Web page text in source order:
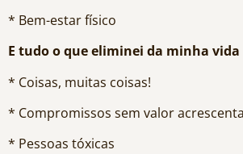
* Bem-estar físico
E tudo o que eliminei da minha vida
* Coisas, muitas coisas!
* Compromissos sem valor
* Pessoas tóxicas